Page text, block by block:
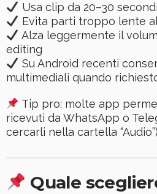
Usa clip da 20–30
Evita parti troppo lente
Alza leggermente il
editing
Su Android recenti
multimediali quando
Tip pro: molte app
ricevuti da WhatsApp o
cercarli nella cartella
Quale